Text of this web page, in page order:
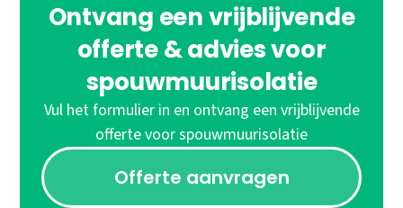
Ontvang een vrijblijvende
offerte & advies voor
spouwmuurisolatie
Vul het formulier in en ontvang een vrijblijvende
offerte voor spouwmuurisolatie
Offerte aanvragen